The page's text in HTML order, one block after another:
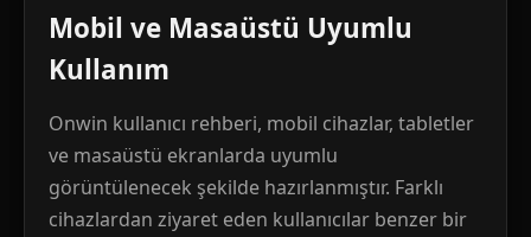
Mobil ve Masaüstü Uyumlu
Kullanım
Onwin kullanıcı rehberi, mobil cihazlar, tabletler
ve masaüstü ekranlarda uyumlu
görüntülenecek şekilde hazırlanmıştır. Farklı
cihazlardan ziyaret eden kullanıcılar benzer bir